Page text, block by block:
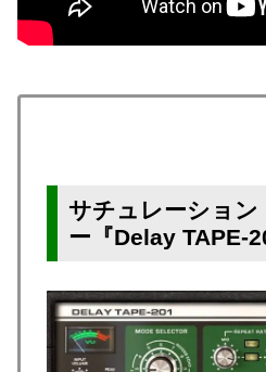
サチュレーション
ー『Delay TAPE-